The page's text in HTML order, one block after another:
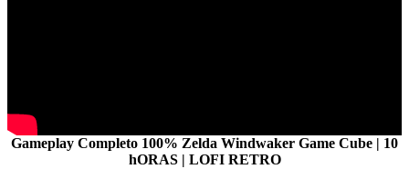
Gameplay Completo 100% Zelda Windwaker Game Cube | 10
hORAS | LOFI RETRO